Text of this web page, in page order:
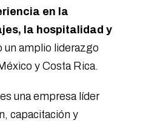
en la
la hospitalidad y
un amplio liderazgo
y Costa Rica.
una empresa líder
capacitación y